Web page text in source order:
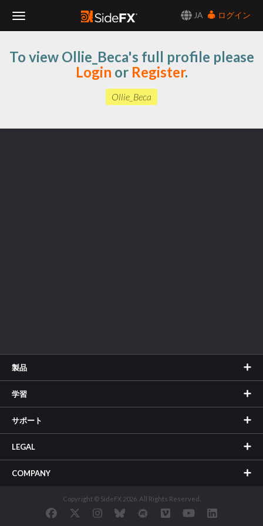
JA
ログイン
Navigation
To view Ollie_Beca's full profile please
Login or Register.
Ollie_Beca
製品
学習
サポート
LEGAL
COMPANY
Copyright © SideFX 2026. All Rights Reserved.